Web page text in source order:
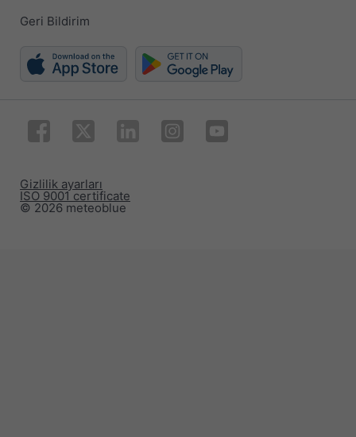
Geri Bildirim
© 2026 meteoblue
ISO 9001 certificate
Gizlilik ayarları